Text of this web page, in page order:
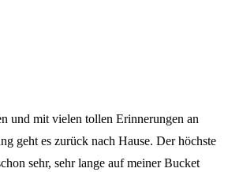
und mit vielen tollen Erinnerungen an
geht es zurück nach Hause. Der höchste
sehr, sehr lange auf meiner Bucket